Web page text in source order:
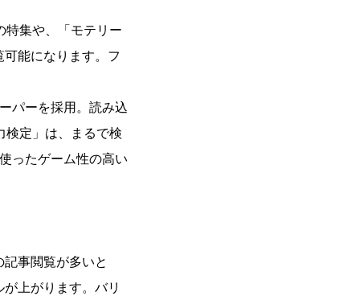
特集や、「モテリー
能になります。フ
パーを採用。読み込
検定」は、まるで検
ったゲーム性の高い
事閲覧が多いと
上がります。バリ